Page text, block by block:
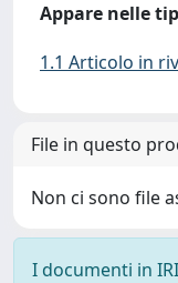
Appare nelle
1.1 Articolo in
File in questo
Non ci sono file
I documenti in